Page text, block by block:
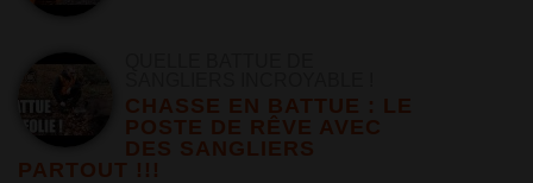
CHASSE EN BATTUE : LE
POSTE DE RÊVE AVEC
DES SANGLIERS
PARTOUT !!!